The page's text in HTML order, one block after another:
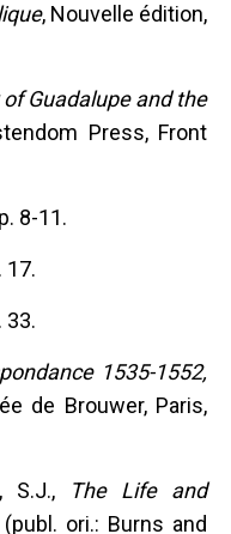
, Nouvelle édition,
of Guadalupe and the
Press, Front
8-11.
17.
33.
1535-1552,
de Brouwer, Paris,
S.J.,
The Life and
ori.: Burns and